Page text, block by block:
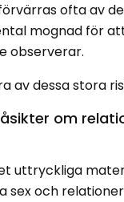
ofta av
mognad för
observerar.
av dessa stora
om
uttryckliga
sex och